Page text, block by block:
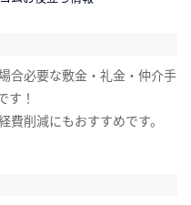
合必要な敷金・礼金・仲介手
す！
費削減にもおすすめです。